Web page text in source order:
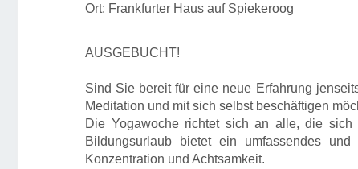
Ort: Frankfurter Haus auf Spiekeroog
AUSGEBUCHT!
Sind Sie bereit für eine neue Erfahrung
Meditation und mit sich selbst beschäftigen
Die Yogawoche richtet sich an alle, die
Bildungsurlaub bietet ein umfassendes
Konzentration und Achtsamkeit.